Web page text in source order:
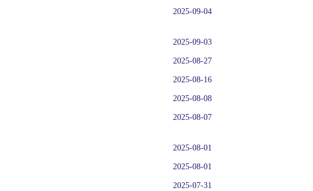
2025-09-04
2025-09-03
2025-08-27
2025-08-16
2025-08-08
2025-08-07
2025-08-01
2025-08-01
2025-07-31